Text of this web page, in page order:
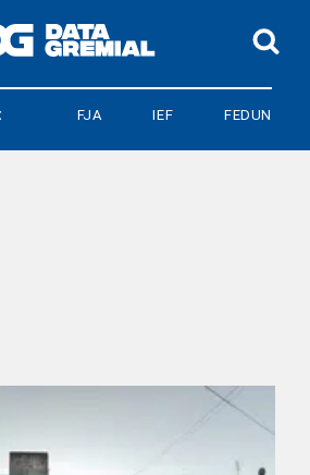
FJA IEF FEDUN